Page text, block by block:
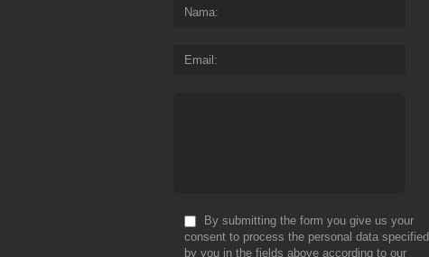
Nama
Email
By submitting the form you give us your
consent to process the personal data specified
by you in the fields above according to our